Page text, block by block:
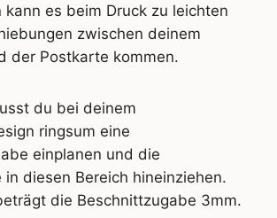
kann es beim Druck zu leichten
zwischen deinem
der Postkarte kommen.
du bei deinem
ringsum eine
einplanen und die
in diesen Bereich hineinziehen.
die Beschnittzugabe 3mm.